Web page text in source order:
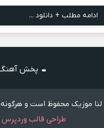
ادامه مطلب + دانلود ...
پخش
موزیک محفوظ است و
طراحی قالب وردپرس